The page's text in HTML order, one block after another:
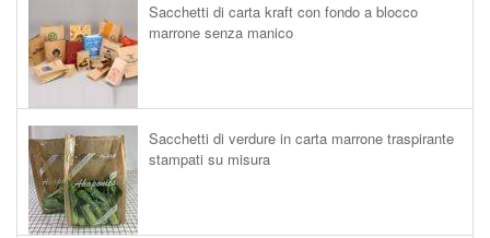
Sacchetti di carta kraft con fondo a blocco
marrone senza manico
Sacchetti di verdure in carta marrone traspirante
stampati su misura